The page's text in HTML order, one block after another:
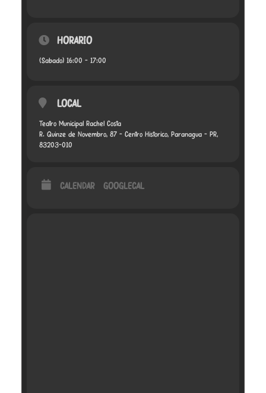
HORÁRIO
(Sábado) 16:00 - 17:00
LOCAL
Teatro Municipal Rachel Costa
R. Quinze de Novembro, 87 - Centro Histórico, Paranaguá - PR,
83203-010
CALENDAR GOOGLECAL